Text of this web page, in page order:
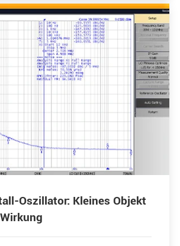
Oszillator: Kleines Objekt